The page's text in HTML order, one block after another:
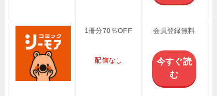
1冊分70％OFF
配信なし
会員登録無料
今すぐ読
む